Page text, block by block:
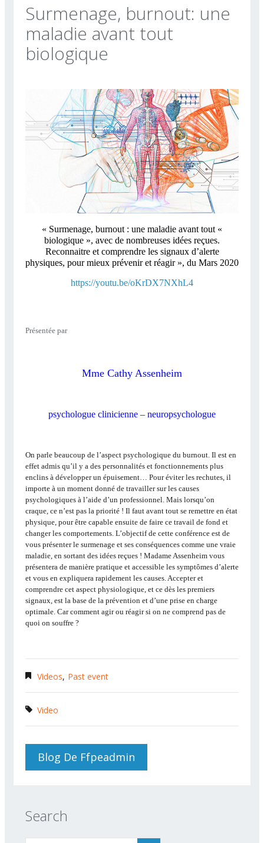
Surmenage, burnout: une
maladie avant tout
biologique
« Surmenage, burnout : une maladie avant tout «
biologique », avec de nombreuses idées reçues.
Reconnaitre et comprendre les signaux d’alerte
physiques, pour mieux prévenir et réagir », du Mars 2020
https://youtu.be/oKrDX7NXhL4
Présentée par
Mme Cathy Assenheim
psychologue clinicienne – neuropsychologue
On parle beaucoup de l’aspect psychologique du burnout. Il est en
effet admis qu’il y a des personnalités et fonctionnements plus
enclins à développer un épuisement… Pour éviter les rechutes, il
importe à un moment donné de travailler sur les causes
psychologiques à l’aide d’un professionnel. Mais lorsqu’on
craque, ce n’est pas la priorité ! Il faut avant tout se remettre en état
physique, pour être capable ensuite de faire ce travail de fond et
changer les comportements. L’objectif de cette conférence est de
vous présenter le surmenage et ses conséquences comme une vraie
maladie, en sortant des idées reçues ! Madame Assenheim vous
présentera de manière pratique et accessible les symptômes d’alerte
et vous en expliquera rapidement les causes. Accepter et
comprendre cet aspect physiologique, et ce dès les premiers
signaux, est la base de la prévention et d’une prise en charge
optimale. Car comment agir ou réagir si on ne comprend pas de
quoi on souffre ?
Videos Past event
Video
Blog De Ffpeadmin
Search